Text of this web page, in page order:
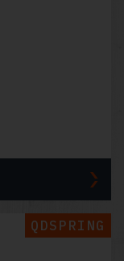
QDSPRING